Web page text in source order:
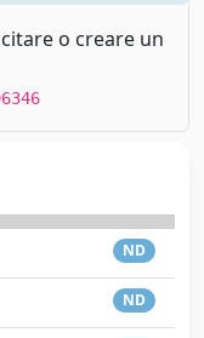
o creare un
ND
ND